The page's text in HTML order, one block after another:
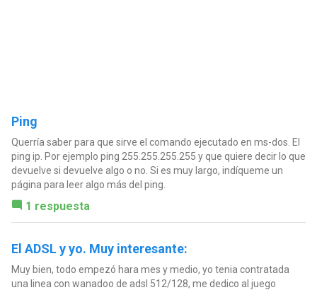
Ping
Querría saber para que sirve el comando ejecutado en ms-dos. El
ping ip. Por ejemplo ping 255.255.255.255 y que quiere decir lo que
devuelve si devuelve algo o no. Si es muy largo, indíqueme un
página para leer algo más del ping.
1 respuesta
El ADSL y yo. Muy interesante:
Muy bien, todo empezó hara mes y medio, yo tenia contratada
una linea con wanadoo de adsl 512/128, me dedico al juego